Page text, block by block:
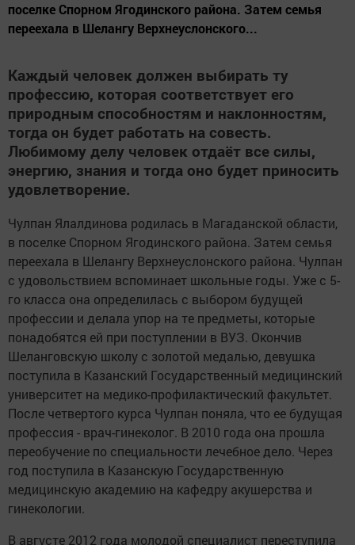
поселке Спорном Ягодинского района. Затем семья
переехала в Шелангу Верхнеуслонского...
Каждый человек должен выбирать ту
профессию, которая соответствует его
природным способностям и наклонностям,
тогда он будет работать на совесть.
Любимому делу человек отдаёт все силы,
энергию, знания и тогда оно будет приносить
удовлетворение.
Чулпан Ялалдинова родилась в Магаданской области,
в поселке Спорном Ягодинского района. Затем семья
переехала в Шелангу Верхнеуслонского района. Чулпан
с удовольствием вспоминает школьные годы. Уже с 5-
го класса она определилась с выбором будущей
профессии и делала упор на те предметы, которые
понадобятся ей при поступлении в ВУЗ. Окончив
Шеланговскую школу с золотой медалью, девушка
поступила в Казанский Государственный медицинский
университет на медико-профилактический факультет.
После четвертого курса Чулпан поняла, что ее будущая
профессия - врач-гинеколог. В 2010 года она прошла
переобучение по специальности лечебное дело. Через
год поступила в Казанскую Государственную
медицинскую академию на кафедру акушерства и
гинекологии.
В августе 2012 года молодой специалист переступила